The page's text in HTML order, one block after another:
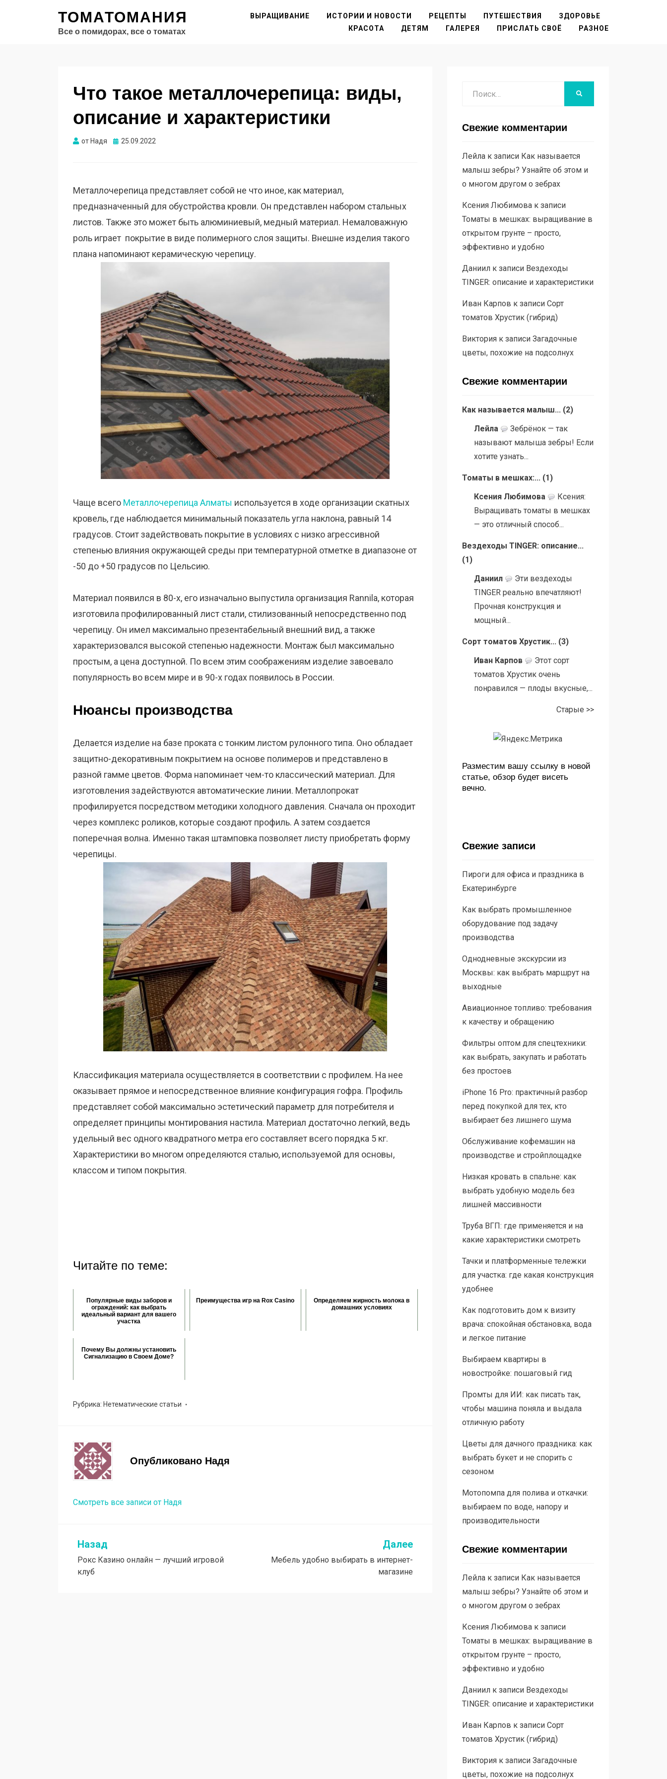
ТОМАТОМАНИЯ
Все о помидорах, все о томатах
ВЫРАЩИВАНИЕ ИСТОРИИ И НОВОСТИ РЕЦЕПТЫ ПУТЕШЕСТВИЯ
ЗДОРОВЬЕ
КРАСОТА
ДЕТЯМ ГАЛЕРЕЯ ПРИСЛАТЬ СВОЁ РАЗНОЕ
Что такое металлочерепица: виды,
описание и характеристики
от Надя Опубликовано
25.09.2022
Металлочерепица представляет собой не что иное, как материал,
предназначенный для обустройства кровли. Он представлен набором стальных
листов. Также это может быть алюминиевый, медный материал. Немаловажную
роль играет покрытие в виде полимерного слоя защиты. Внешне изделия такого
плана напоминают керамическую черепицу.
Чаще всего Металлочерепица Алматы используется в ходе организации скатных
кровель, где наблюдается минимальный показатель угла наклона, равный 14
градусов. Стоит задействовать покрытие в условиях с низко агрессивной
степенью влияния окружающей среды при температурной отметке в диапазоне от
-50 до +50 градусов по Цельсию.
Материал появился в 80-х, его изначально выпустила организация Rannila, которая
изготовила профилированный лист стали, стилизованный непосредственно под
черепицу. Он имел максимально презентабельный внешний вид, а также
характеризовался высокой степенью надежности. Монтаж был максимально
простым, а цена доступной. По всем этим соображениям изделие завоевало
популярность во всем мире и в 90-х годах появилось в России.
Нюансы производства
Делается изделие на базе проката с тонким листом рулонного типа. Оно обладает
защитно-декоративным покрытием на основе полимеров и представлено в
разной гамме цветов. Форма напоминает чем-то классический материал. Для
изготовления задействуются автоматические линии. Металлопрокат
профилируется посредством методики холодного давления. Сначала он проходит
через комплекс роликов, которые создают профиль. А затем создается
поперечная волна. Именно такая штамповка позволяет листу приобретать форму
черепицы.
Классификация материала осуществляется в соответствии с профилем. На нее
оказывает прямое и непосредственное влияние конфигурация гофра. Профиль
представляет собой максимально эстетический параметр для потребителя и
определяет принципы монтирования настила. Материал достаточно легкий, ведь
удельный вес одного квадратного метра его составляет всего порядка 5 кг.
Характеристики во многом определяются сталью, используемой для основы,
классом и типом покрытия.
Читайте по теме:
Популярные виды заборов и
ограждений: как выбрать
идеальный вариант для вашего
участка
Преимущества игр на Rox Casino
Определяем жирность молока в
домашних условиях
Почему Вы должны установить
Сигнализацию в Своем Доме?
Рубрика: Нетематические статьи
Опубликовано Надя
Смотреть все записи от Надя
Навигация
по
Назад
Рокс Казино онлайн — лучший игровой
клуб
Далее
Мебель удобно выбирать в интернет-
магазине
Свежие комментарии
Лейлак записи Как называется
малыш зебры? Узнайте об этом и
о многом другом о зебрах
Ксения Любимовак записи
Томаты в мешках: выращивание в
открытом грунте – просто,
эффективно и удобно
Даниилк записи Вездеходы
TINGER: описание и характеристики
Иван Карпов к записи Сорт
томатов Хрустик (гибрид)
Викторияк записи Загадочные
цветы, похожие на подсолнух
Свежие комментарии
Как называется малыш... (2)
Лейла
Зебрёнок — так
называют малыша зебры! Если
хотите узнать...
Томаты в мешках:... (1)
Ксения Любимова
Ксения:
Выращивать томаты в мешках
— это отличный способ...
Вездеходы TINGER: описание...
(1)
Даниил
Эти вездеходы
TINGER реально впечатляют!
Прочная конструкция и
мощный...
Сорт томатов Хрустик... (3)
Иван Карпов
Этот сорт
томатов Хрустик очень
понравился — плоды вкусные,...
Старые >>
Разместим вашу ссылку в новой
статье, обзор будет висеть
вечно.
Свежие записи
Пироги для офиса и праздника в
Екатеринбурге
Как выбрать промышленное
оборудование под задачу
производства
Однодневные экскурсии из
Москвы: как выбрать маршрут на
выходные
Авиационное топливо: требования
к качеству и обращению
Фильтры оптом для спецтехники:
как выбрать, закупать и работать
без простоев
iPhone 16 Pro: практичный разбор
перед покупкой для тех, кто
выбирает без лишнего шума
Обслуживание кофемашин на
производстве и стройплощадке
Низкая кровать в спальне: как
выбрать удобную модель без
лишней массивности
Труба ВГП: где применяется и на
какие характеристики смотреть
Тачки и платформенные тележки
для участка: где какая конструкция
удобнее
Как подготовить дом к визиту
врача: спокойная обстановка, вода
и легкое питание
Выбираем квартиры в
новостройке: пошаговый гид
Промты для ИИ: как писать так,
чтобы машина поняла и выдала
отличную работу
Цветы для дачного праздника: как
выбрать букет и не спорить с
сезоном
Мотопомпа для полива и откачки:
выбираем по воде, напору и
производительности
Свежие комментарии
Лейлак записи Как называется
малыш зебры? Узнайте об этом и
о многом другом о зебрах
Ксения Любимовак записи
Томаты в мешках: выращивание в
открытом грунте – просто,
эффективно и удобно
Даниилк записи Вездеходы
TINGER: описание и характеристики
Иван Карпов к записи Сорт
томатов Хрустик (гибрид)
Викторияк записи Загадочные
цветы, похожие на подсолнух